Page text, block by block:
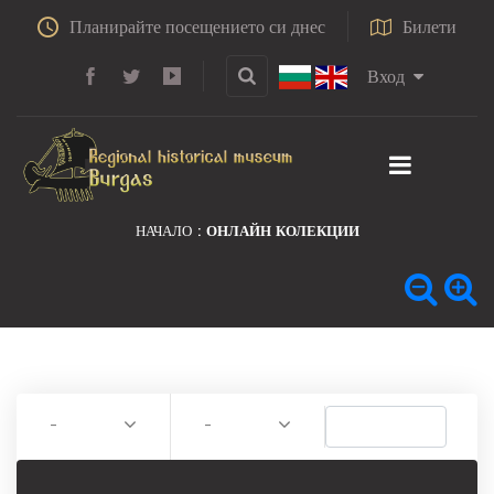
Планирайте посещението си днес Билети
Вход
НАЧАЛО ОНЛАЙН КОЛЕКЦИИ
- -